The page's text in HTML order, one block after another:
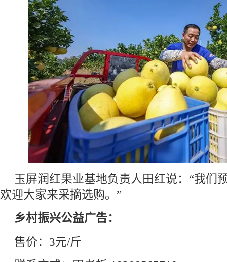
玉屏润红果业基地负责人田红说：“我们
欢迎大家来采摘选购。”
乡村振兴公益广告：
售价：3元/斤